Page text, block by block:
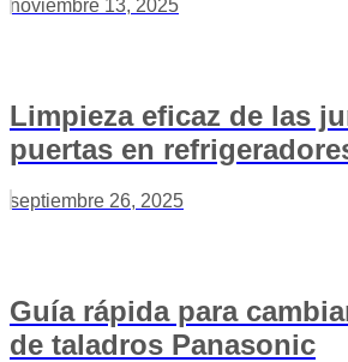
noviembre 13, 2025
Limpieza eficaz de las
puertas en
septiembre 26, 2025
Guía rápida para
de taladros Panasonic